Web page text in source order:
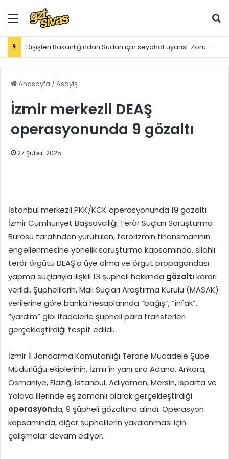
Menü
Dışişleri Bakanlığından Sudan için seyahat uyarısı: Zorunlu değilse gitmeyin
Anasayfa / Asayiş
İzmir merkezli DEAŞ
operasyonunda 9 gözaltı
27 Şubat 2025
İstanbul merkezli PKK/KCK operasyonunda 19 gözaltı
İzmir Cumhuriyet Başsavcılığı Terör Suçları Soruşturma
Bürosu tarafından yürütülen, terörizmin finansmanının
engellenmesine yönelik soruşturma kapsamında, silahlı
terör örgütü DEAŞ’a üye olma ve örgüt propagandası
yapma suçlarıyla ilişkili 13 şüpheli hakkında gözaltıkararı
verildi. Şüphelilerin, Mali Suçları Araştırma Kurulu (MASAK)
verilerine göre banka hesaplarında “bağış”, “infak”,
“yardım” gibi ifadelerle şüpheli para transferleri
gerçekleştirdiği tespit edildi.
İzmir İl Jandarma Komutanlığı Terörle Mücadele Şube
Müdürlüğü ekiplerinin, İzmir’in yanı sıra Adana, Ankara,
Osmaniye, Elazığ, İstanbul, Adıyaman, Mersin, Isparta ve
Yalova illerinde eş zamanlı olarak gerçekleştirdiği
operasyonda, 9 şüpheli gözaltına alındı. Operasyon
kapsamında, diğer şüphelilerin yakalanması için
çalışmalar devam ediyor.